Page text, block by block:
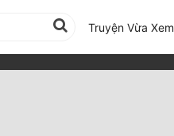
Truyện Vừa Xem